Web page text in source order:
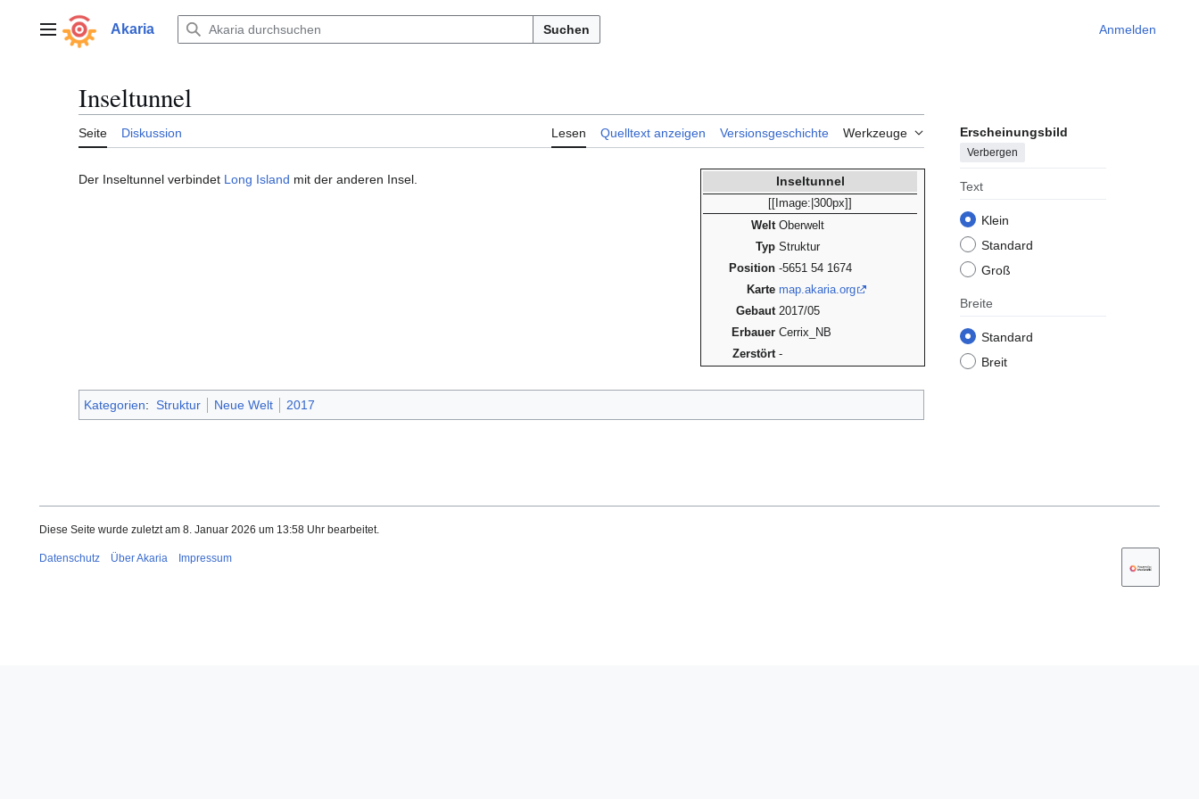
springenHauptmenüAkaria Suchen Anmelden
Inseltunnel
Seite Diskussion Lesen Quelltext anzeigen Versionsgeschichte Werkzeuge Erscheinungsbild
Verbergen
Text
Klein
Standard
Groß
Breite
Standard
Breit
Inseltunnel
[[Image:|300px]]
Welt Oberwelt
Typ Struktur
Position -5651 54 1674
Karte map.akaria.org
Gebaut 2017/05
Erbauer Cerrix_NB
Zerstört -
Der Inseltunnel verbindet Long Island mit der anderen Insel.
Kategorien: Struktur Neue Welt 2017
Diese Seite wurde zuletzt am 8. Januar 2026 um 13:58 Uhr bearbeitet.
Datenschutz Über Akaria Impressum